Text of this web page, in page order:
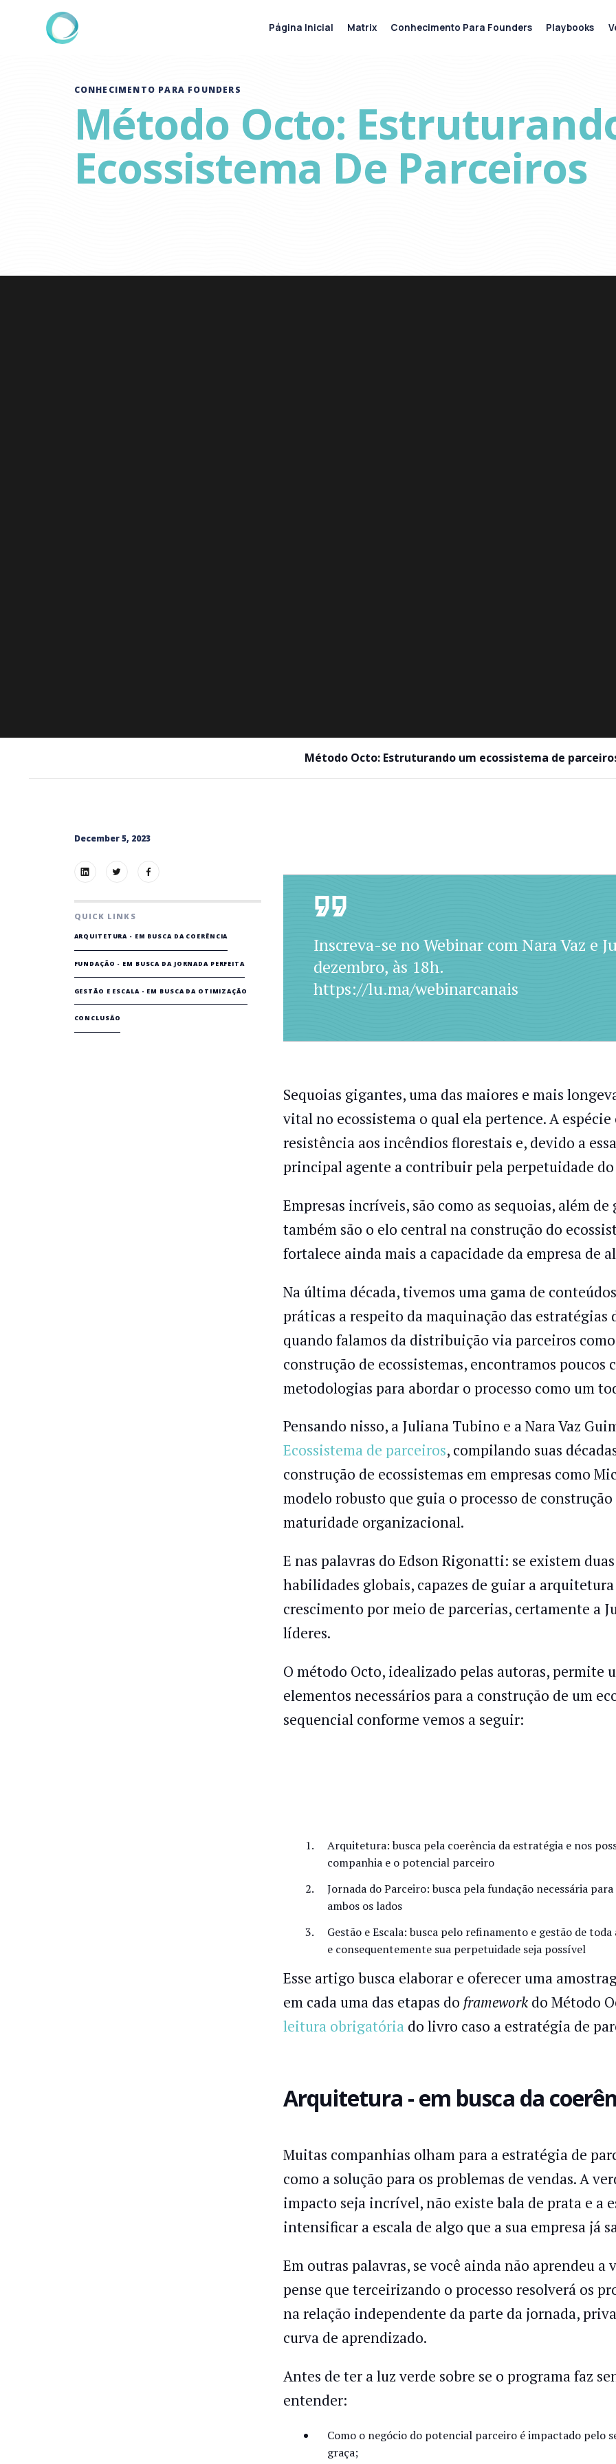
CONHECIMENTO PARA FOUNDERS
Método Octo:
Ecossistema De Parceiros
Método Octo: Estruturando um ecossistema de
December 5, 2023
QUICK LINKS
ARQUITETURA - EM BUSCA DA COERÊNCIA
FUNDAÇÃO - EM BUSCA DA JORNADA PERFEITA
GESTÃO E ESCALA - EM BUSCA DA OTIMIZAÇÃO
CONCLUSÃO
Inscreva-se no Webinar com Nara Vaz e
dezembro, às 18h.
https://lu.ma/webinarcanais
Sequoias gigantes, uma das maiores e mais
vital no ecossistema o qual ela pertence. A
resistência aos incêndios florestais e, devido a
principal agente a contribuir pela perpetuidade do
Empresas incríveis, são como as sequoias, além
também são o elo central na construção do
fortalece ainda mais a capacidade da empresa de
Na última década, tivemos uma gama de
práticas a respeito da maquinação das
quando falamos da distribuição via parceiros
construção de ecossistemas, encontramos
metodologias para abordar o processo como um
Pensando nisso, a Juliana Tubino e a Nara Vaz
Ecossistema de parceiros, compilando suas
construção de ecossistemas em empresas como
modelo robusto que guia o processo de
maturidade organizacional.
E nas palavras do Edson Rigonatti: se existem
habilidades globais, capazes de guiar a
crescimento por meio de parcerias, certamente a
líderes.
O método Octo, idealizado pelas autoras, permite
elementos necessários para a construção de um
sequencial conforme vemos a seguir:
Arquitetura: busca pela coerência da estratégia e nos
companhia e o potencial parceiro
Jornada do Parceiro: busca pela fundação necessária
ambos os lados
Gestão e Escala: busca pelo refinamento e gestão de
e consequentemente sua perpetuidade seja possível
Esse artigo busca elaborar e oferecer uma
em cada uma das etapas do framework do Método
leitura obrigatóriado livro caso a estratégia de
Arquitetura - em busca da
Muitas companhias olham para a estratégia de
como a solução para os problemas de vendas. A
impacto seja incrível, não existe bala de prata e a
intensificar a escala de algo que a sua empresa já
Em outras palavras, se você ainda não aprendeu
pense que terceirizando o processo resolverá os
na relação independente da parte da jornada,
curva de aprendizado.
Antes de ter a luz verde sobre se o programa faz
entender:
Como o negócio do potencial parceiro é impactado pelo
graça;
Página Inicial Matrix Conhecimento Para Founders Playbooks